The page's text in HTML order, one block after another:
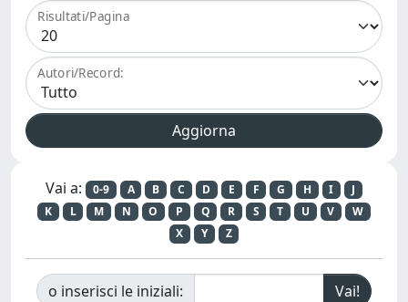
Risultati/Pagina
Autori/Record:
Vai a: 0-9 A B C D E F G H I
J
K
L M N O P Q R S T U V
W
X
Y Z
o inserisci le iniziali: